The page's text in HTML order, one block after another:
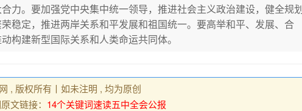
力。要加强党中央集中统一领导，推进社会主义政治建设，健全规划
稳定，推进两岸关系和平发展和祖国统一。要高举和平、发展、合
构建新型国际关系和人类命运共同体。
, 版权所有丨如未注明 , 均为原创
文链接： 14个关键词速读五中全会公报